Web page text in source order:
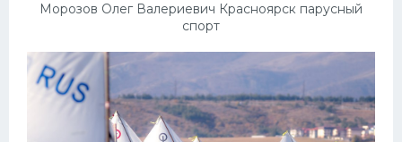
Морозов Олег Валериевич Красноярск парусный
спорт